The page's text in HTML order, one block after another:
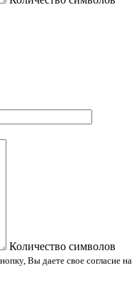
Количество символов
Вы даете свое согласие на